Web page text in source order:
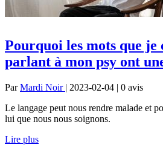
Pourquoi les mots que je
parlant à mon psy ont
ParMardi Noir | 2023-02-04 | 0 avis
Le langage peut nous rendre malade et
lui que nous nous soignons.
Lire plus